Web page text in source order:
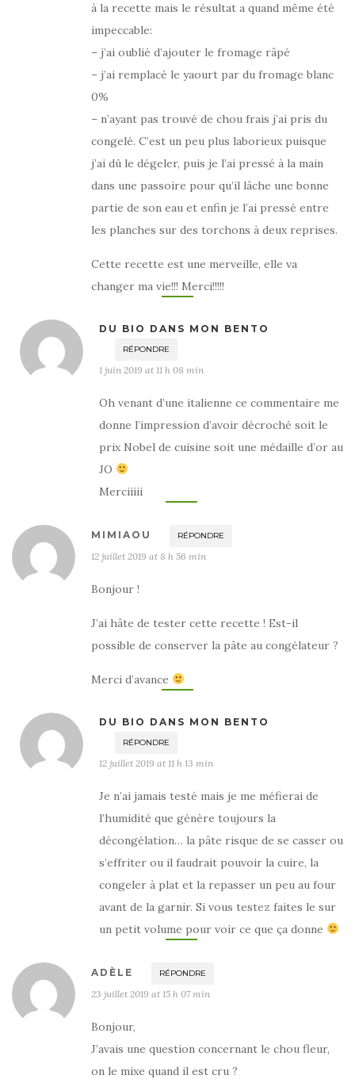
à la recette mais le résultat a quand même été
impeccable:
– j’ai oublié d’ajouter le fromage râpé
– j’ai remplacé le yaourt par du fromage blanc
0%
– n’ayant pas trouvé de chou frais j’ai pris du
congelé. C’est un peu plus laborieux puisque
j’ai dû le dégeler, puis je l’ai pressé à la main
dans une passoire pour qu’il lâche une bonne
partie de son eau et enfin je l’ai pressé entre
les planches sur des torchons à deux reprises.
Cette recette est une merveille, elle va
changer ma vie!!! Merci!!!!!
DU BIO DANS MON BENTO
RÉPONDRE
1 juin 2019 at 11 h 08 min
Oh venant d’une italienne ce commentaire me
donne l’impression d’avoir décroché soit le
prix Nobel de cuisine soit une médaille d’or au
JO
Merciiiii
MIMIAOU RÉPONDRE
12 juillet 2019 at 8 h 56 min
Bonjour !
J’ai hâte de tester cette recette ! Est-il
possible de conserver la pâte au congélateur ?
Merci d’avance
DU BIO DANS MON BENTO
RÉPONDRE
12 juillet 2019 at 11 h 13 min
Je n’ai jamais testé mais je me méfierai de
l’humidité que génère toujours la
décongélation… la pâte risque de se casser ou
s’effriter ou il faudrait pouvoir la cuire, la
congeler à plat et la repasser un peu au four
avant de la garnir. Si vous testez faites le sur
un petit volume pour voir ce que ça donne
ADÈLE RÉPONDRE
23 juillet 2019 at 15 h 07 min
Bonjour,
J’avais une question concernant le chou fleur,
on le mixe quand il est cru ?